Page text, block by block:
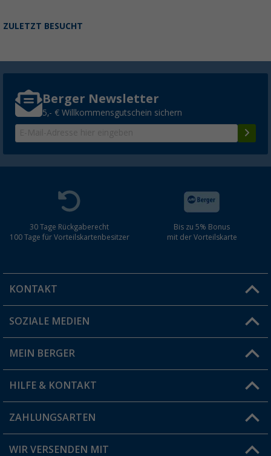
ZULETZT BESUCHT
Berger Newsletter
5,- € Willkommensgutschein sichern
30 Tage Rückgaberecht
100 Tage für Vorteilskartenbesitzer
Bis zu 5% Bonus
mit der Vorteilskarte
KONTAKT
Du hast eine Frage?
Filiale finden
SOZIALE MEDIEN
MEIN BERGER
Vorteilskarte
Blog
HILFE & KONTAKT
FAQ & Kontakt
Versandinformationen
ZAHLUNGSARTEN
WIR VERSENDEN MIT